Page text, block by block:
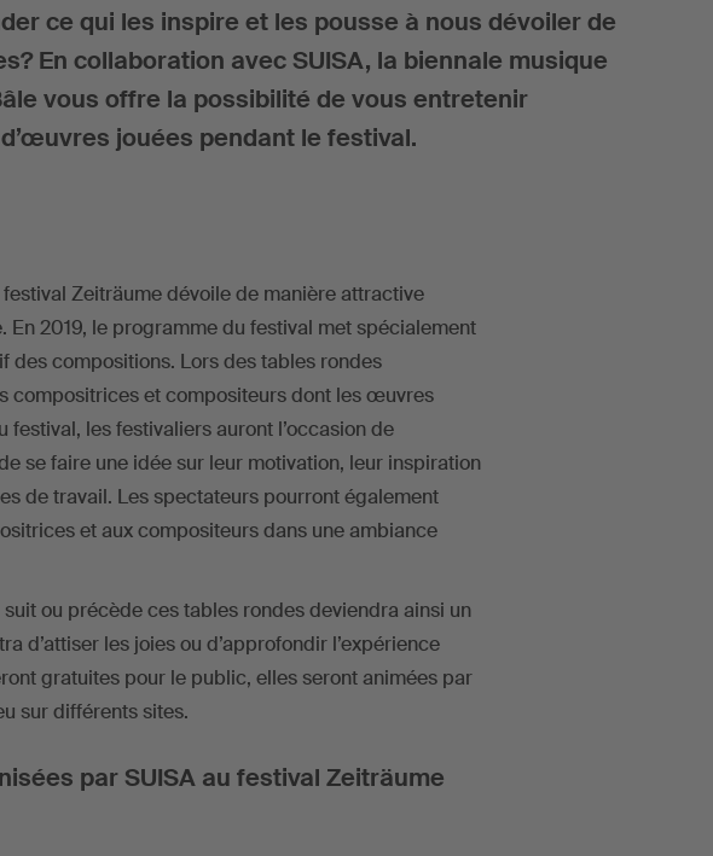
ce qui les inspire et les pousse à nous dévoiler de
En collaboration avec SUISA, la biennale musique
vous offre la possibilité de vous entretenir
jouées pendant le festival.
Zeiträume dévoile de manière attractive
En 2019, le programme du festival met spécialement
des compositions. Lors des tables rondes
compositrices et compositeurs dont les œuvres
les festivaliers auront l’occasion de
se faire une idée sur leur motivation, leur inspiration
de travail. Les spectateurs pourront également
et aux compositeurs dans une ambiance
ou précède ces tables rondes deviendra ainsi un
d’attiser les joies ou d’approfondir l’expérience
gratuites pour le public, elles seront animées par
sur différents sites.
par SUISA au festival Zeiträume